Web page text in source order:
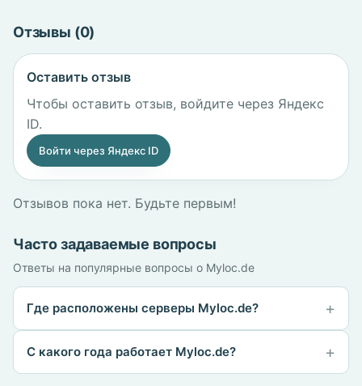
Отзывы (0)
Оставить отзыв
Чтобы оставить отзыв, войдите через Яндекс
ID.
Войти через Яндекс ID
Отзывов пока нет. Будьте первым!
Часто задаваемые вопросы
Ответы на популярные вопросы о Myloc.de
Где расположены серверы Myloc.de?
С какого года работает Myloc.de?